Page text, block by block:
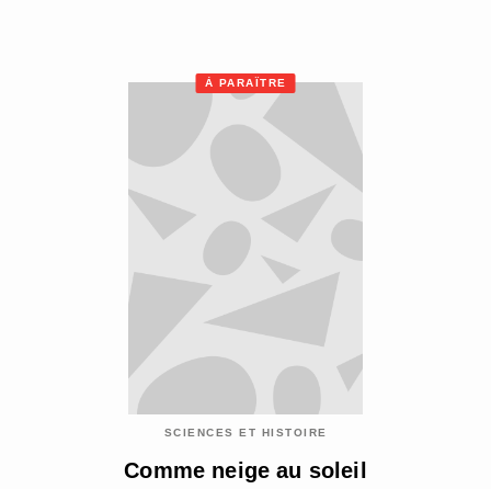
À PARAÎTRE
SCIENCES ET HISTOIRE
Comme neige au soleil